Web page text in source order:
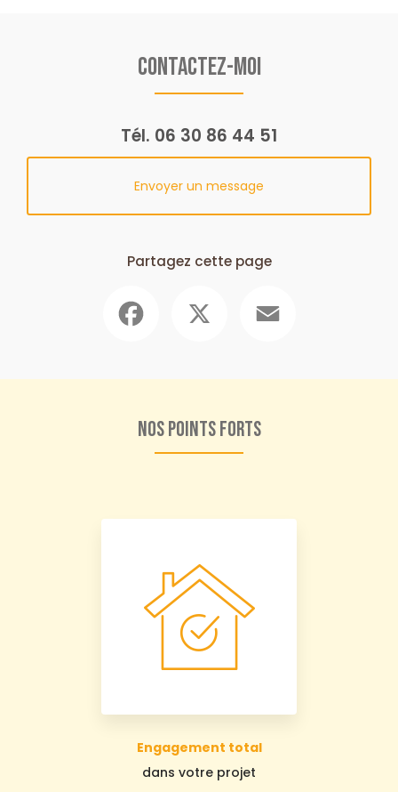
Contactez-moi
Tél. 06 30 86 44 51
Envoyer un message
Partagez cette page
Nos points forts
Engagement total
dans votre projet